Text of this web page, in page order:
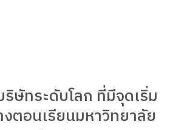
ษัทระดับโลก ที่มีจุดเริ่ม
งตอนเรียนมหาวิทยาลัย